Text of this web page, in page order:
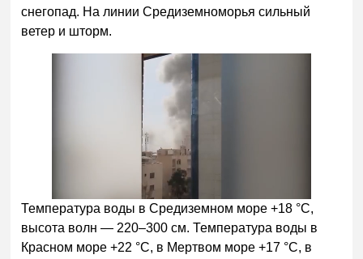
снегопад. На линии Средиземноморья сильный
ветер и шторм.
Температура воды в Средиземном море +18 °С,
высота волн — 220–300 см. Температура воды в
Красном море +22 °С, в Мертвом море +17 °С, в